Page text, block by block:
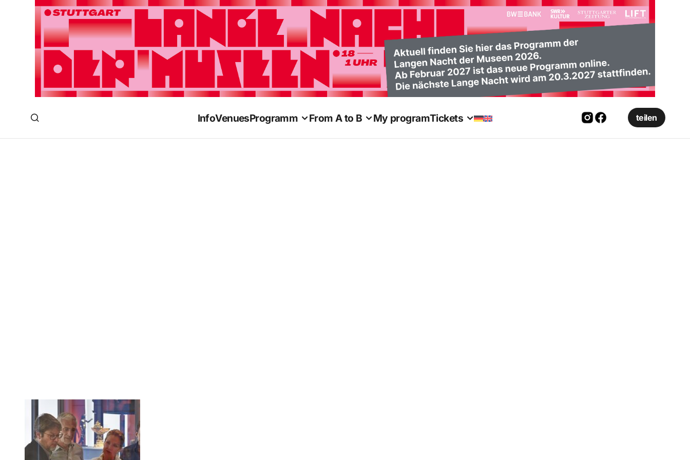
InfoVenuesProgramm From A to B My programTickets teilen